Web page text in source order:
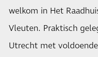
welkom in Het
Vleuten. Praktisch
Utrecht met